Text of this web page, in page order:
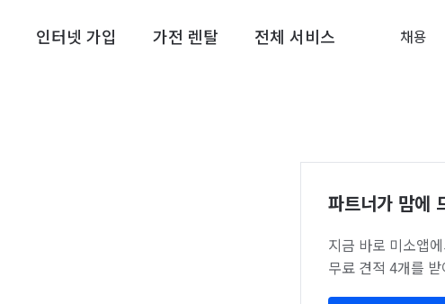
인터넷 가입 가전 렌탈 전체 서비스 채용
파트너가 맘에
지금 바로 미소앱
무료 견적 4개를